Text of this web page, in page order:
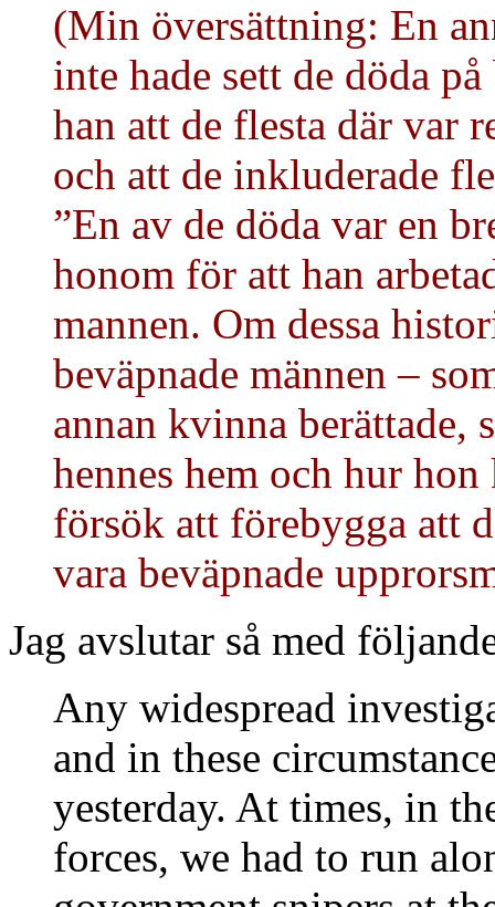
(Min översättning: En
inte hade sett de döda
han att de flesta där var
och att de inkluderade
”En av de döda var en
honom för att han
mannen. Om dessa
beväpnade männen –
annan kvinna berättade,
hennes hem och hur
försök att förebygga att
vara beväpnade
Jag avslutar så med
Any widespread
and in these
yesterday. At times, in
forces, we had to run